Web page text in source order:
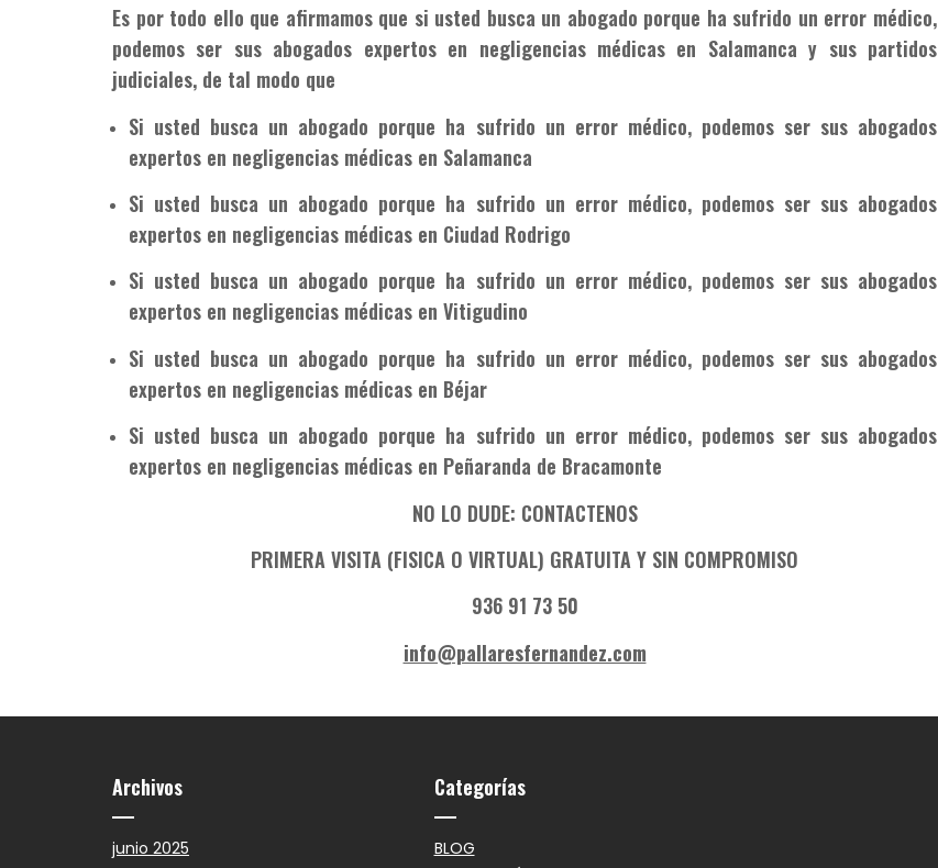
Es por todo ello que afirmamos que si usted busca un abogado porque ha sufrido un error médico,
podemos ser sus abogados expertos en negligencias médicas en Salamanca y sus partidos
judiciales, de tal modo que
Si usted busca un abogado porque ha sufrido un error médico, podemos ser sus abogados
expertos en negligencias médicas en Salamanca
Si usted busca un abogado porque ha sufrido un error médico, podemos ser sus abogados
expertos en negligencias médicas en Ciudad Rodrigo
Si usted busca un abogado porque ha sufrido un error médico, podemos ser sus abogados
expertos en negligencias médicas en Vitigudino
Si usted busca un abogado porque ha sufrido un error médico, podemos ser sus abogados
expertos en negligencias médicas en Béjar
Si usted busca un abogado porque ha sufrido un error médico, podemos ser sus abogados
expertos en negligencias médicas en Peñaranda de Bracamonte
NO LO DUDE: CONTACTENOS
PRIMERA VISITA (FISICA O VIRTUAL) GRATUITA Y SIN COMPROMISO
936 91 73 50
info@pallaresfernandez.com
Archivos
junio 2025
Categorías
BLOG